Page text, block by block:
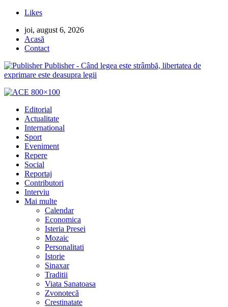
Likes
joi, august 6, 2026
Acasă
Contact
Publisher - Când legea este strâmbă, libertatea de
exprimare este deasupra legii
Editorial
Actualitate
International
Sport
Eveniment
Repere
Social
Reportaj
Contributori
Interviu
Mai multe
Calendar
Economica
Isteria Presei
Mozaic
Personalitati
Istorie
Sinaxar
Traditii
Viata Sanatoasa
Zvonotecă
Crestinatate